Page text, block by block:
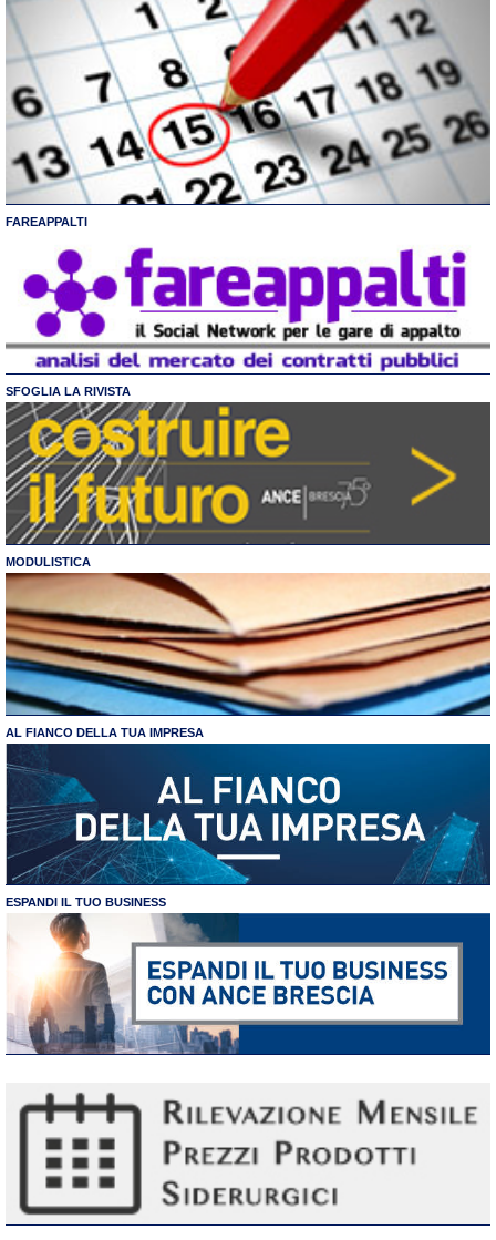
FAREAPPALTI
SFOGLIA LA RIVISTA
MODULISTICA
AL FIANCO DELLA TUA IMPRESA
ESPANDI IL TUO BUSINESS